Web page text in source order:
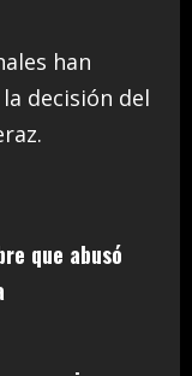
han
decisión del
que abusó